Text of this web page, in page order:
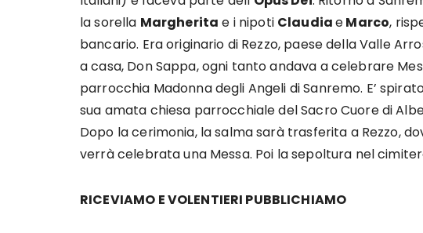
la sorella Margherita e i nipoti ClaudiaeMarco,
bancario. Era originario di Rezzo, paese della Valle
a casa, Don Sappa, ogni tanto andava a celebrare
parrocchia Madonna degli Angeli di Sanremo. E’
sua amata chiesa parrocchiale del Sacro Cuore di
Dopo la cerimonia, la salma sarà trasferita a Rezzo,
verrà celebrata una Messa. Poi la sepoltura nel
RICEVIAMO E VOLENTIERI PUBBLICHIAMO